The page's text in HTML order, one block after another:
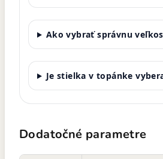
Ako vybrať správnu
Je stielka v topánke
Dodatočné parametre